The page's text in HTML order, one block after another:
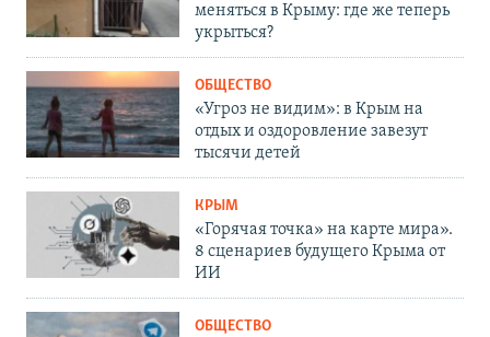
меняться в Крыму: где же теперь
укрыться?
ОБЩЕСТВО
«Угроз не видим»: в Крым на
отдых и оздоровление завезут
тысячи детей
КРЫМ
«Горячая точка» на карте мира».
8 сценариев будущего Крыма от
ИИ
ОБЩЕСТВО